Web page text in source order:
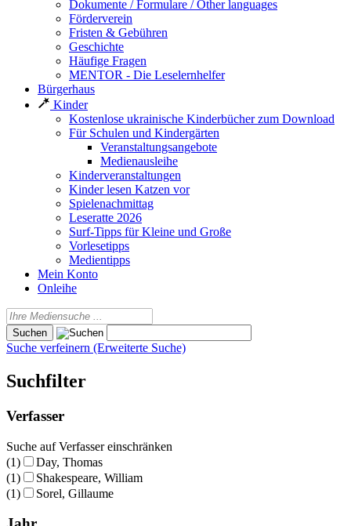
Dokumente / Formulare / Other languages
Förderverein
Fristen & Gebühren
Geschichte
Häufige Fragen
MENTOR - Die Leselernhelfer
Bürgerhaus
Kinder
Kostenlose ukrainische Kinderbücher zum Download
Für Schulen und Kindergärten
Veranstaltungsangebote
Medienausleihe
Kinderveranstaltungen
Kinder lesen Katzen vor
Spielenachmittag
Leseratte 2026
Surf-Tipps für Kleine und Große
Vorlesetipps
Medientipps
Mein Konto
Onleihe
Suche verfeinern (Erweiterte Suche)
Suchfilter
Verfasser
Suche auf Verfasser einschränken
(1)
Day, Thomas
(1)
Shakespeare, William
(1)
Sorel, Gillaume